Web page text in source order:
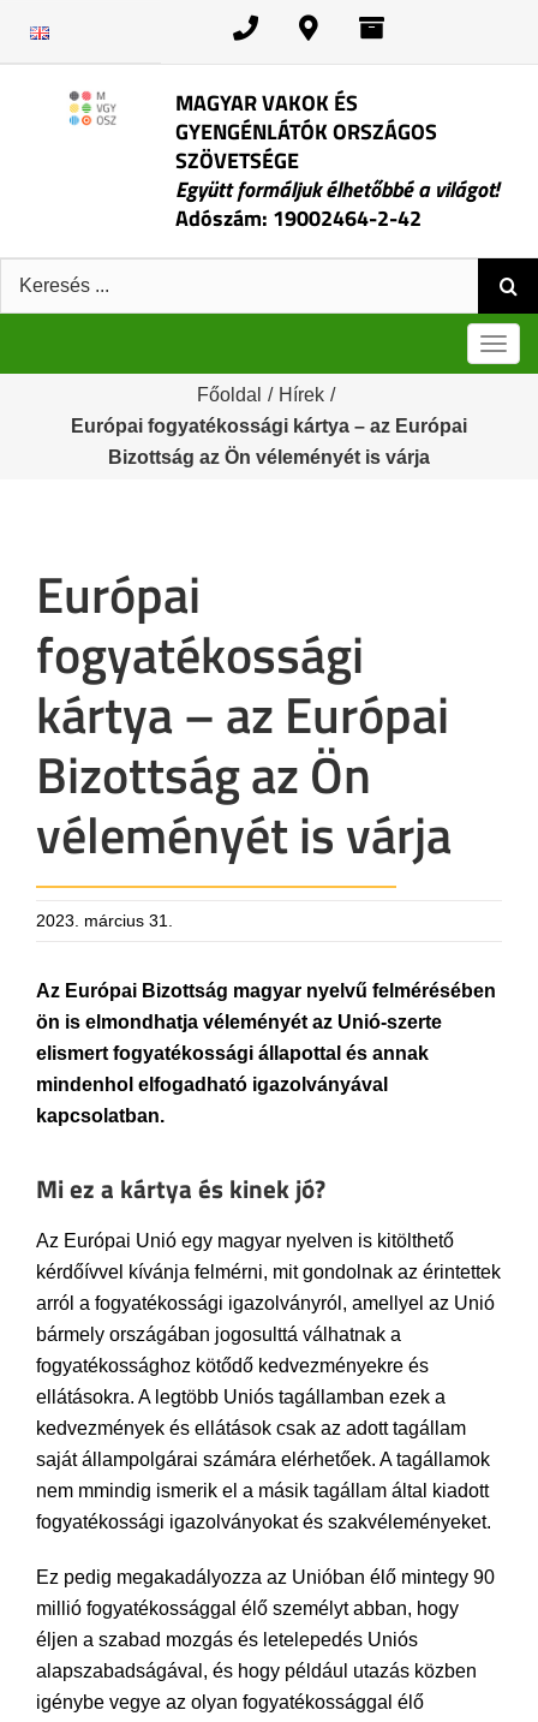
MAGYAR VAKOK ÉS
GYENGÉNLÁTÓK ORSZÁGOS
SZÖVETSÉGE
Együtt formáljuk élhetőbbé a világot!
Adószám: 19002464-2-42
Keresés:
Főoldal / Hírek /
Európai fogyatékossági kártya – az Európai
Bizottság az Ön véleményét is várja
Európai
fogyatékossági
kártya – az Európai
Bizottság az Ön
véleményét is várja
2023. március 31.
Az Európai Bizottság magyar nyelvű felmérésében
ön is elmondhatja véleményét az Unió-szerte
elismert fogyatékossági állapottal és annak
mindenhol elfogadható igazolványával
kapcsolatban.
Mi ez a kártya és kinek jó?
Az Európai Unió egy magyar nyelven is kitölthető
kérdőívvel kívánja felmérni, mit gondolnak az érintettek
arról a fogyatékossági igazolványról, amellyel az Unió
bármely országában jogosulttá válhatnak a
fogyatékossághoz kötődő kedvezményekre és
ellátásokra. A legtöbb Uniós tagállamban ezek a
kedvezmények és ellátások csak az adott tagállam
saját állampolgárai számára elérhetőek. A tagállamok
nem mmindig ismerik el a másik tagállam által kiadott
fogyatékossági igazolványokat és szakvéleményeket.
Ez pedig megakadályozza az Unióban élő mintegy 90
millió fogyatékossággal élő személyt abban, hogy
éljen a szabad mozgás és letelepedés Uniós
alapszabadságával, és hogy például utazás közben
igénybe vegye az olyan fogyatékossággal élő